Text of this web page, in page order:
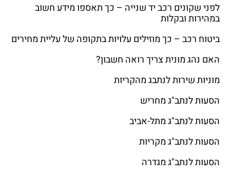
לפני שקונים רכב יד שנייה – כך תאספו מידע חשוב
במהירות ובקלות
ביטוח רכב – כך מוזילים עלויות בתקופה של עליית מחירים
האם נהג מונית צריך רואה חשבון?
מוניות שירות לנתבג מהקריות
הסעות לנתב"ג מחריש
הסעות לנתב"ג מתל-אביב
הסעות לנתב"ג מקריות
הסעות לנתב"ג מגדרה